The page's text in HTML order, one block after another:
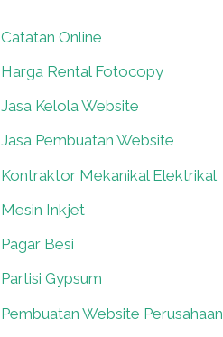
Catatan Online
Harga Rental Fotocopy
Jasa Kelola Website
Jasa Pembuatan Website
Kontraktor Mekanikal Elektrikal
Mesin Inkjet
Pagar Besi
Partisi Gypsum
Pembuatan Website Perusahaan